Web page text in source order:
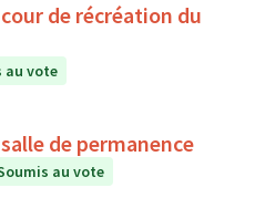
de récréation du
au vote
de permanence
au vote